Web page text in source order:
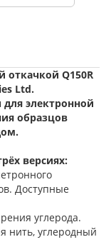
откачкой Q150R
Ltd.
электронной
образцов
версиях:
Доступные
углерода.
нить, углеродный